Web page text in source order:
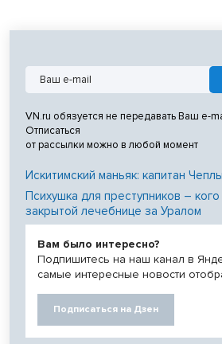
VN.ru обязуется не передавать Ваш e-
Отписаться
от рассылки можно в любой момент
Искитимский маньяк: капитан
Психушка для преступников –
закрытой лечебнице за Уралом
Вам было интересно?
Подпишитесь на наш канал в
самые интересные новости
Подписаться на Дзен